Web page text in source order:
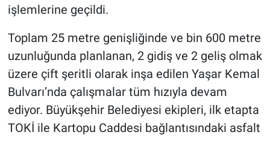
işlemlerine geçildi.
Toplam 25 metre genişliğinde ve bin 600 metre
uzunluğunda planlanan, 2 gidiş ve 2 geliş olmak
üzere çift şeritli olarak inşa edilen Yaşar Kemal
Bulvarı’nda çalışmalar tüm hızıyla devam
ediyor. Büyükşehir Belediyesi ekipleri, ilk etapta
TOKİ ile Kartopu Caddesi bağlantısındaki asfalt